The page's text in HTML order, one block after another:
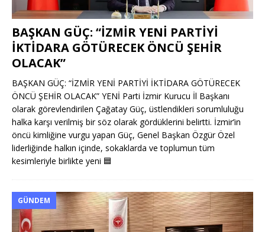
BAŞKAN GÜÇ: “İZMİR YENİ PARTİYİ
İKTİDARA GÖTÜRECEK ÖNCÜ ŞEHİR
OLACAK”
BAŞKAN GÜÇ: “İZMİR YENİ PARTİYİ İKTİDARA GÖTÜRECEK
ÖNCÜ ŞEHİR OLACAK” YENİ Parti İzmir Kurucu İl Başkanı
olarak görevlendirilen Çağatay Güç, üstlendikleri sorumluluğu
halka karşı verilmiş bir söz olarak gördüklerini belirtti. İzmir’in
öncü kimliğine vurgu yapan Güç, Genel Başkan Özgür Özel
liderliğinde halkın içinde, sokaklarda ve toplumun tüm
kesimleriyle birlikte yeni 🟦
GÜNDEM